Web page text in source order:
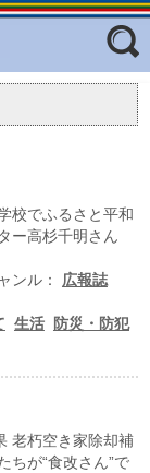
校でふるさと平和
ー高杉千明さん
ンル： 広報誌
生活
防災・防犯
老朽空き家除却補
ちが“食改さん”で